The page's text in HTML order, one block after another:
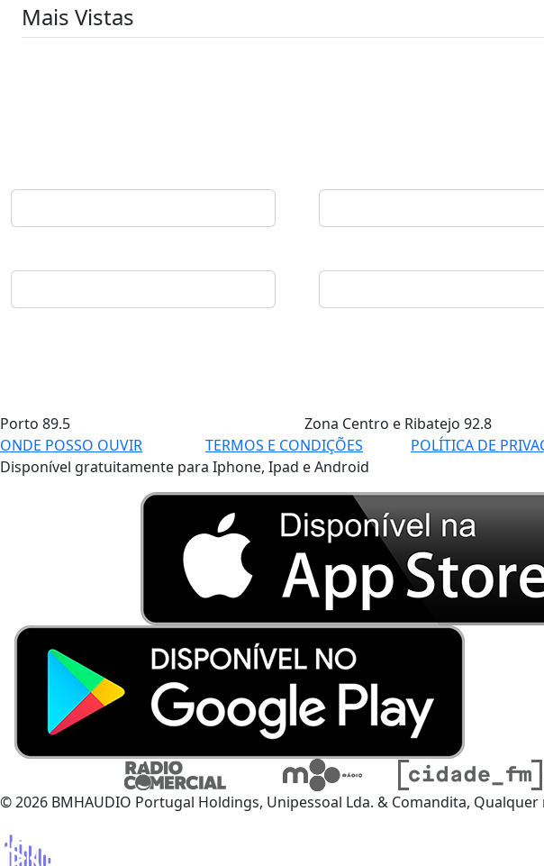
Mais Vistas
Porto 89.5 Zona Centro e Ribatejo 92.8
ONDE POSSO OUVIR
TERMOS E CONDIÇÕES POLÍTICA DE
Disponível gratuitamente para Iphone, Ipad e Android
© 2026 BMHAUDIO Portugal Holdings, Unipessoal Lda. & Comandita,